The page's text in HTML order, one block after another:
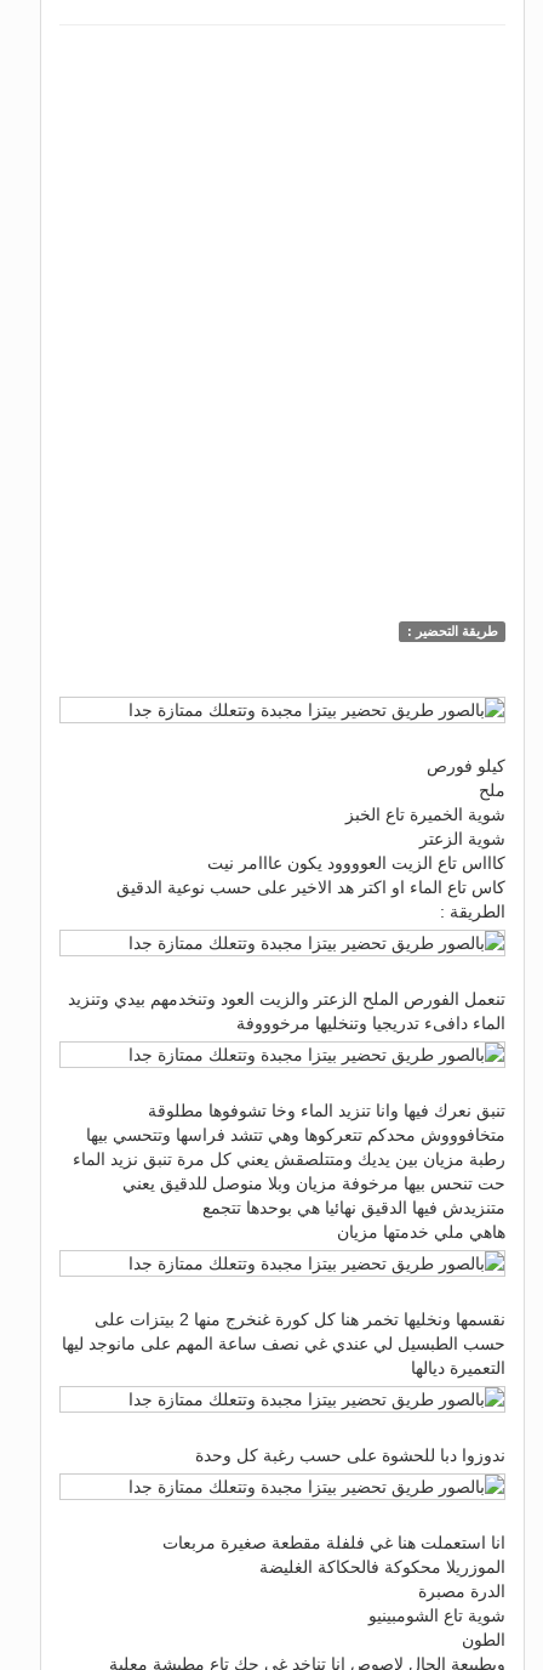
طريقة التحضير :
كيلو فورص
ملح
شوية الخميرة تاع الخبز
شوية الزعتر
كاااس تاع الزيت العوووود يكون عااامر نيت
كاس تاع الماء او اكتر هد الاخير على حسب نوعية الدقيق
الطريقة :
تنعمل الفورص الملح الزعتر والزيت العود وتنخدمهم بيدي وتنزيد
الماء دافىء تدريجيا وتنخليها مرخوووفة
تنبق نعرك فيها وانا تنزيد الماء وخا تشوفوها مطلوقة
متخافوووش محدكم تتعركوها وهي تتشد فراسها وتتحسي بيها
رطبة مزيان بين يديك ومتتلصقش يعني كل مرة تنبق نزيد الماء
حت تنحس بيها مرخوفة مزيان وبلا منوصل للدقيق يعني
متنزيدش فيها الدقيق نهائيا هي بوحدها تتجمع
هاهي ملي خدمتها مزيان
نقسمها ونخليها تخمر هنا كل كورة غنخرج منها 2 بيتزات على
حسب الطبسيل لي عندي غي نصف ساعة المهم على مانوجد ليها
التعميرة ديالها
ندوزوا دبا للحشوة على حسب رغبة كل وحدة
انا استعملت هنا غي فلفلة مقطعة صغيرة مربعات
الموزريلا محكوكة فالحكاكة الغليضة
الدرة مصبرة
شوية تاع الشومبينيو
الطون
وبطبيعة الحال لاصوص انا تناخد غي حك تاع مطيشة معلبة